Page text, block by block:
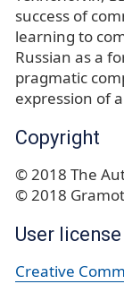
success of
learning to
Russian as a
pragmatic
expression of
Copyright
© 2018 The
© 2018
User license
Creative